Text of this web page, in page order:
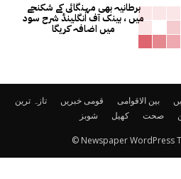
برطانیہ بھی مہنگائی کے شکنجے
میں ، بینک آف انگلینڈ شرح سود
میں اضافہ کریگا
تازہ ترین قومی خبریں بین الاقوامی
شوبز
کھیل صحت
© Newspaper WordPress